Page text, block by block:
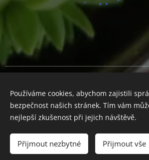
Do košíku
Měna
CZK Kč
EUR €
Používáme cookies, abychom zajistili
bezpečnost našich stránek. Tím vám
nejlepší zkušenost při jejich návštěvě.
Přijmout nezbytné Přijmout vše